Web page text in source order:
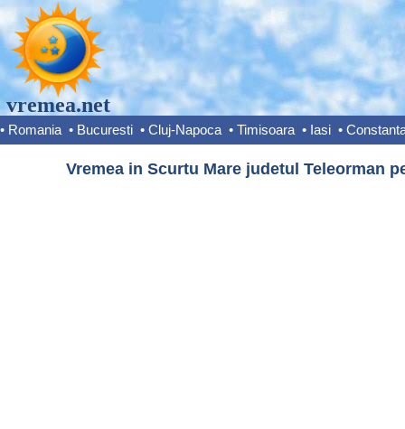
vremea.net
• Romania • Bucuresti • Cluj-Napoca • Timisoara • Iasi •
Vremea in Scurtu Mare judetul Teleorman